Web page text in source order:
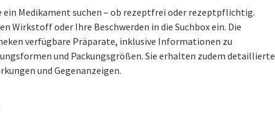
Medikament suchen – ob rezeptfrei oder rezeptpflichtig.
Wirkstoff oder Ihre Beschwerden in die Suchbox ein. Die
verfügbare Präparate, inklusive Informationen zu
und Packungsgrößen. Sie erhalten zudem detaillierte
und Gegenanzeigen.